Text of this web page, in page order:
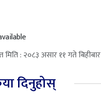
मिति : २०८३ असार ११ गते बिहीबार
दिनुहोस्